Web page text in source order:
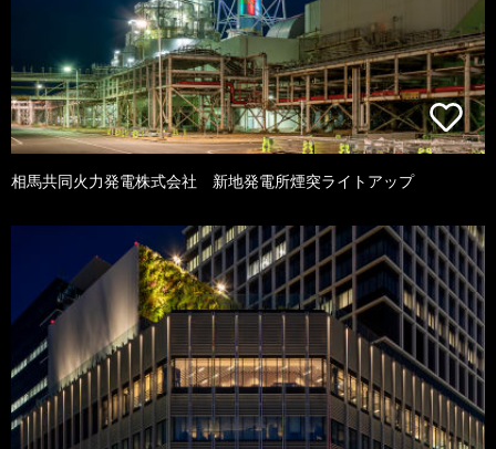
相馬共同火力発電株式会社 新地発電所煙突ライトアップ